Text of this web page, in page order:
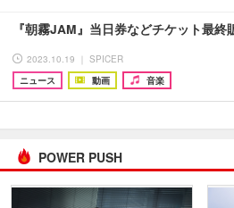
『朝霧JAM』当日券などチケット最終
2023.10.19 ｜ SPICER
ニュース
動画 音楽
POWER PUSH